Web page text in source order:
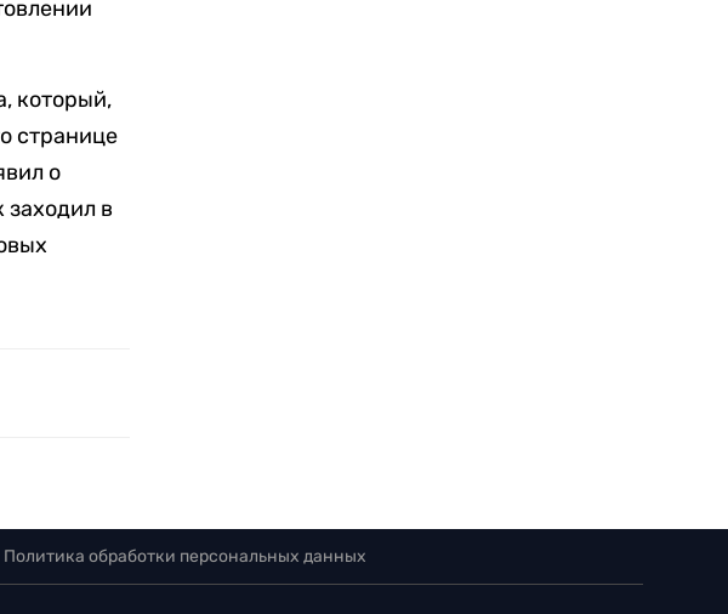
который,
странице
о
заходил в
Политика обработки персональных данных